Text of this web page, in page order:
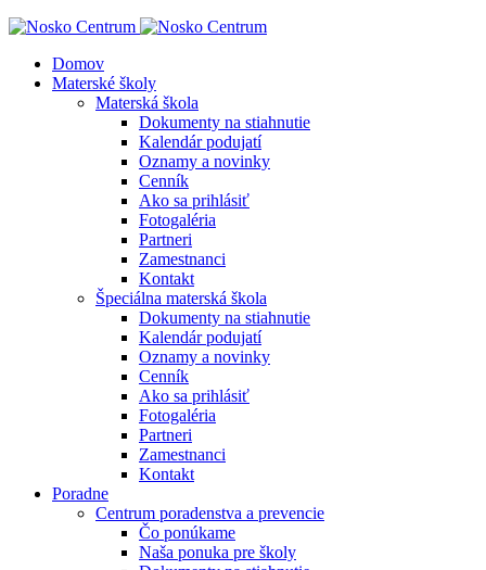
Domov
Materské školy
Materská škola
Dokumenty na stiahnutie
Kalendár podujatí
Oznamy a novinky
Cenník
Ako sa prihlásiť
Fotogaléria
Partneri
Zamestnanci
Kontakt
Špeciálna materská škola
Dokumenty na stiahnutie
Kalendár podujatí
Oznamy a novinky
Cenník
Ako sa prihlásiť
Fotogaléria
Partneri
Zamestnanci
Kontakt
Poradne
Centrum poradenstva a prevencie
Čo ponúkame
Naša ponuka pre školy